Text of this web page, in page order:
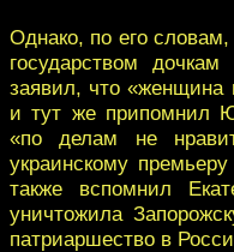
Однако, по его
государством
заявил, что «женщина
и тут же припомнил
«по делам не
украинскому
также вспомнил
уничтожила
патриаршество в